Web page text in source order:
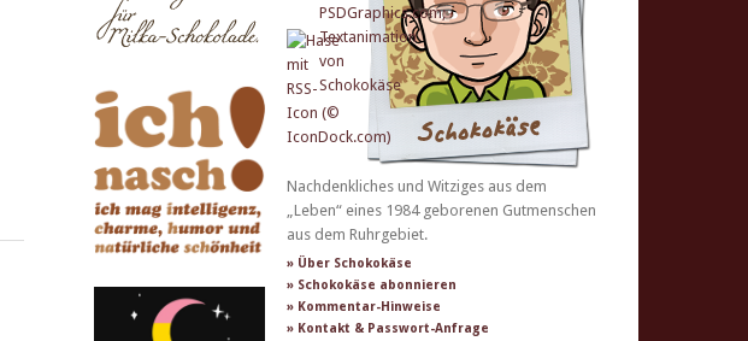
Nachdenkliches und Witziges aus dem
„Leben“ eines 1984 geborenen Gutmenschen
aus dem Ruhrgebiet.
» Über Schokokäse
» Schokokäse abonnieren
» Kommentar-Hinweise
» Kontakt & Passwort-Anfrage